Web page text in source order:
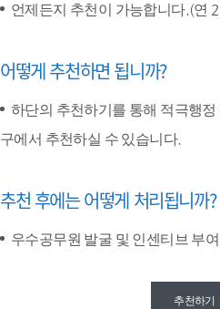
언제든지 추천이 가능합니다.(연
어떻게 추천하면 됩니까?
하단의 추천하기를 통해 적극행
구에서 추천하실 수 있습니다.
추천 후에는 어떻게 처리됩니까?
우수공무원 발굴 및 인센티브 부
추천하기